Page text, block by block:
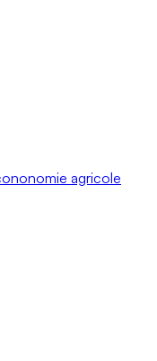
agricole